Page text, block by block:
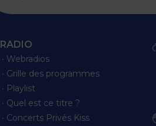
RADIO
∙ Webradios
∙ Grille des programmes
∙ Playlist
∙ Quel est ce titre ?
∙ Concerts Privés Kiss